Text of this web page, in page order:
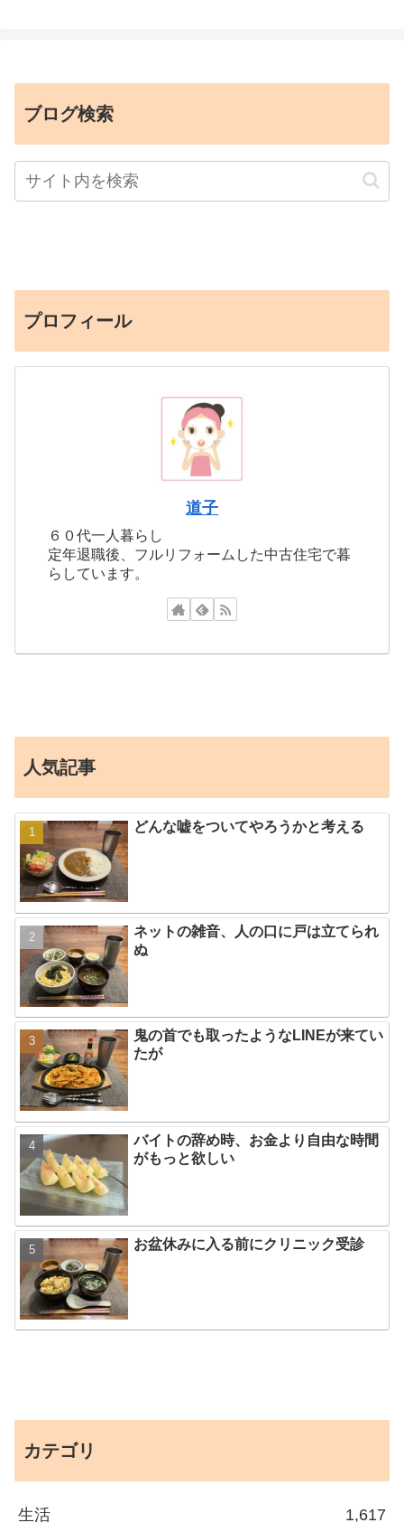
ブログ検索
プロフィール
道子
６０代一人暮らし
定年退職後、フルリフォームした中古住宅で暮
らしています。
人気記事
どんな嘘をついてやろうかと考える
ネットの雑音、人の口に戸は立てられ
ぬ
鬼の首でも取ったようなLINEが来てい
たが
バイトの辞め時、お金より自由な時間
がもっと欲しい
お盆休みに入る前にクリニック受診
カテゴリ
生活 1,617